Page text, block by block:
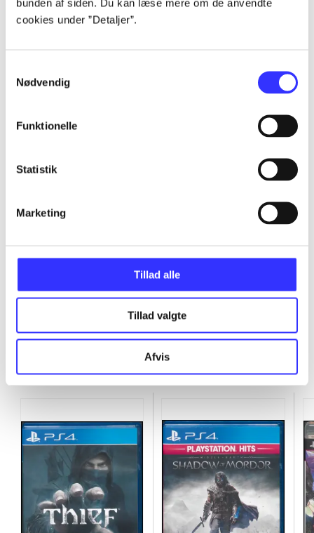
bunden af siden. Du kan læse mere om de anvendte
cookies under ”Detaljer”.
Nødvendig
Funktionelle
Statistik
Marketing
Tillad alle
Tillad valgte
Afvis
Artikler
...
...
...
...